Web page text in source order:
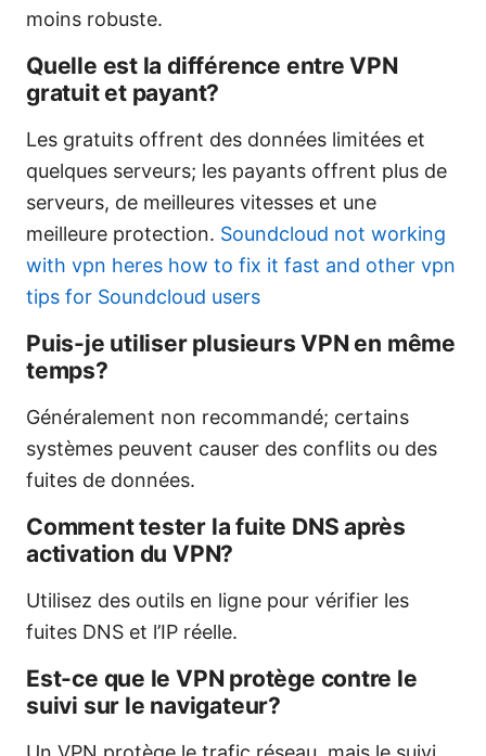
moins robuste.
Quelle est la différence entre VPN
gratuit et payant?
Les gratuits offrent des données limitées et
quelques serveurs; les payants offrent plus de
serveurs, de meilleures vitesses et une
meilleure protection. Soundcloud not working
with vpn heres how to fix it fast and other vpn
tips for Soundcloud users
Puis-je utiliser plusieurs VPN en même
temps?
Généralement non recommandé; certains
systèmes peuvent causer des conflits ou des
fuites de données.
Comment tester la fuite DNS après
activation du VPN?
Utilisez des outils en ligne pour vérifier les
fuites DNS et l’IP réelle.
Est-ce que le VPN protège contre le
suivi sur le navigateur?